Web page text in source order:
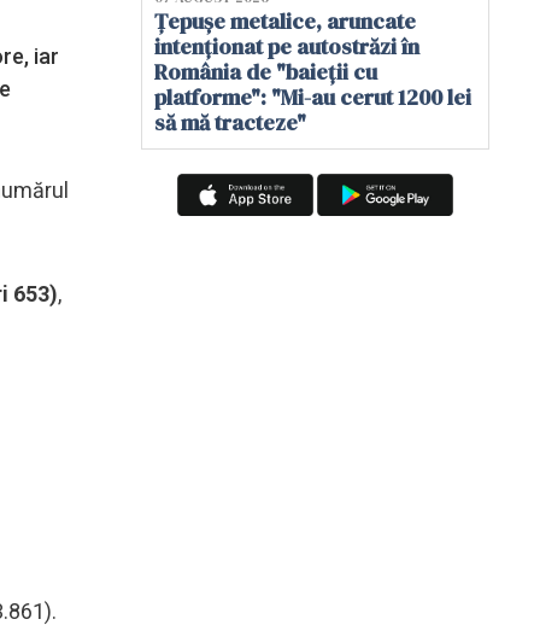
iar
653),
Țepușe metalice, aruncate
intenționat pe autostrăzi în
România de "baieții cu
platforme": "Mi-au cerut 1200 lei
să mă tracteze"